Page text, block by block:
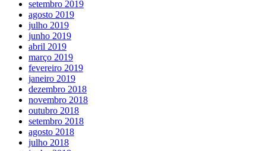
setembro 2019
agosto 2019
julho 2019
junho 2019
abril 2019
março 2019
fevereiro 2019
janeiro 2019
dezembro 2018
novembro 2018
outubro 2018
setembro 2018
agosto 2018
julho 2018